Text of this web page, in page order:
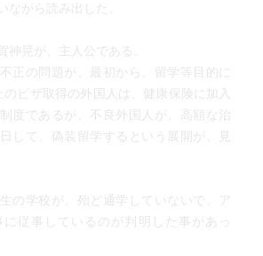
ながら読み出した。
神晃が、主人公である。
正の問題が、最初から、留学等目的に
のビザ取得の外国人は、健康保険に加入
度であるが、不良外国人が、高額な治
して、偽装留学するという展開が、見
の学校が、殆ど通学していないで、ア
従事しているのが判明した事があっ